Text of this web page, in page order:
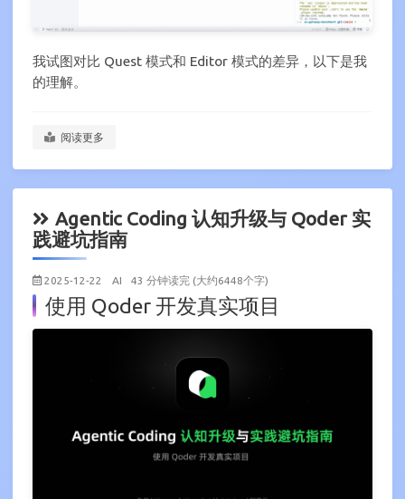
我试图对比 Quest 模式和 Editor 模式的差异，以下是我
的理解。
阅读更多
Agentic Coding 认知升级与 Qoder 实
践避坑指南
2025-12-22 AI 43 分钟读完 (大约6448个字)
使用 Qoder 开发真实项目